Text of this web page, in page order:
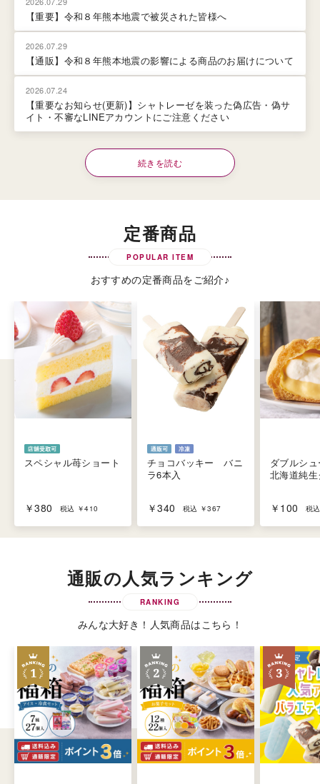
【重要】令和８年熊本地震で被災された皆様へ
2026.07.29
【通販】令和８年熊本地震の影響による商品のお届けについて
2026.07.24
【重要なお知らせ(更新)】シャトレーゼを装った偽広告・偽サ
イト・不審なLINEアカウントにご注意ください
続きを読む
定番商品
POPULAR ITEM
おすすめの定番商品をご紹介♪
スペシャル苺ショート
￥380 税込 ￥410
チョコバッキー バニ
ラ6本入
￥340 税込 ￥367
ダブルシ
北海道純
￥100 税
通販の人気ランキング
RANKING
みんな大好き！人気商品はこちら！